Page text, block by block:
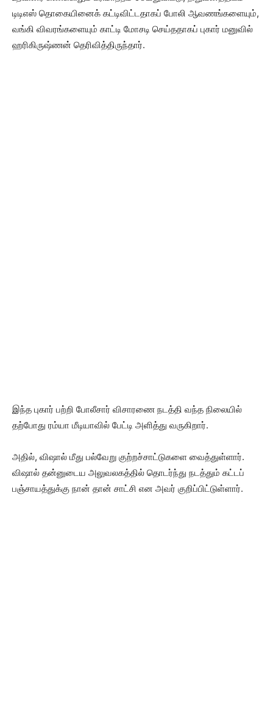
டிடிஎஸ் தொகையினைக் கட்டிவிட்டதாகப் போலி ஆவணங்களையும்,
வங்கி விவரங்களையும் காட்டி மோசடி செய்ததாகப் புகார் மனுவில்
ஹரிகிருஷ்ணன் தெரிவித்திருந்தார்.
இந்த புகார் பற்றி போலீசார் விசாரணை நடத்தி வந்த நிலையில்
தற்போது ரம்யா மீடியாவில் பேட்டி அளித்து வருகிறார்.
அதில், விஷால் மீது பல்வேறு குற்றச்சாட்டுகளை வைத்துள்ளார்.
விஷால் தன்னுடைய அலுவலகத்தில் தொடர்ந்து நடத்தும் கட்டப்
பஞ்சாயத்துக்கு நான் தான் சாட்சி என அவர் குறிப்பிட்டுள்ளார்.